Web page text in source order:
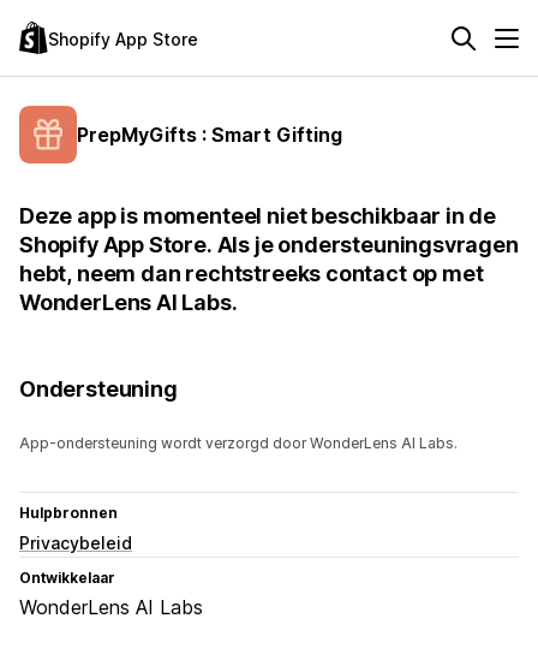
Shopify App Store
PrepMyGifts : Smart Gifting
Deze app is momenteel niet beschikbaar in de
Shopify App Store. Als je ondersteuningsvragen
hebt, neem dan rechtstreeks contact op met
WonderLens AI Labs.
Ondersteuning
App-ondersteuning wordt verzorgd door WonderLens AI Labs.
Hulpbronnen
Privacybeleid
Ontwikkelaar
WonderLens AI Labs